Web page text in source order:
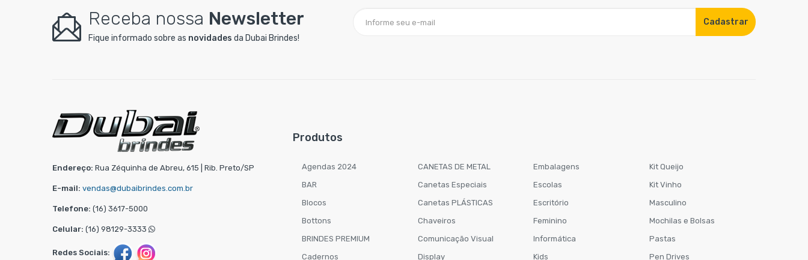
Receba nossa Newsletter
Fique informado sobre as novidades da Dubai Brindes!
Cadastrar
Endereço: Rua Zéquinha de Abreu, 615 | Rib. Preto/SP
E-mail: vendas@dubaibrindes.com.br
Telefone: (16) 3617-5000
Celular: (16) 98129-3333
Redes Sociais:
Produtos
Agendas 2024
BAR
Blocos
Bottons
BRINDES PREMIUM
Cadernos
CANETAS DE METAL
Canetas Especiais
Canetas PLÁSTICAS
Chaveiros
Comunicação Visual
Display
Embalagens
Escolas
Escritório
Feminino
Informática
Kids
Kit Queijo
Kit Vinho
Masculino
Mochilas e Bolsas
Pastas
Pen Drives